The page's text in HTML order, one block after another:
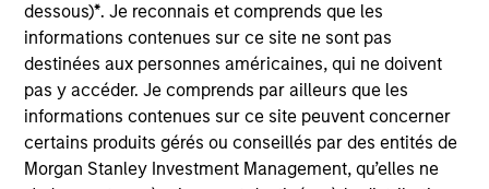
dessous)*. Je reconnais et comprends que les
informations contenues sur ce site ne sont pas
destinées aux personnes américaines, qui ne doivent
pas y accéder. Je comprends par ailleurs que les
informations contenues sur ce site peuvent concerner
certains produits gérés ou conseillés par des entités de
Morgan Stanley Investment Management, qu’elles ne
Patrick Whitehead is a Managing Director of
Morgan Stanley and is based in New York. Patrick
joined Morgan Stanley Capital Partners (MSCP) in
2019. Prior to joining Morgan Stanley, Patrick was a
Principal of The Boston Consulting Group (2014-
2019) where he focused on operational strategy